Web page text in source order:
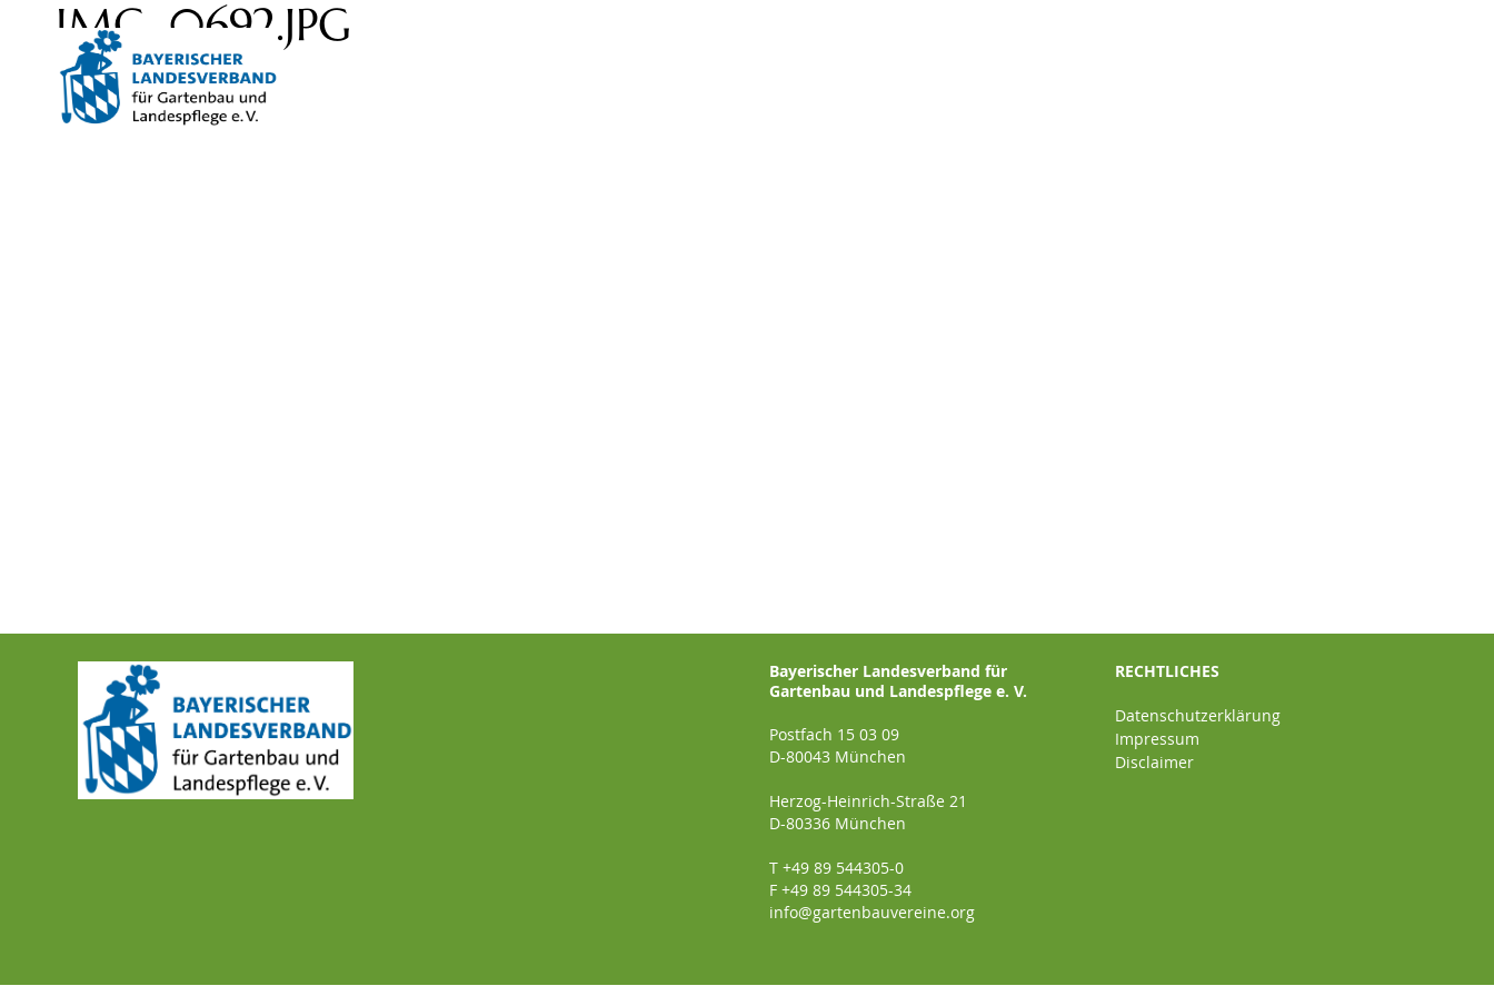
IMG_0692.JPG
Bayerischer Landesverband für
Gartenbau und Landespflege e. V.
Postfach 15 03 09
D-80043 München
Herzog-Heinrich-Straße 21
D-80336 München
T +49 89 544305-0
F +49 89 544305-34
info@gartenbauvereine.org
RECHTLICHES
Datenschutzerklärung
Impressum
Disclaimer